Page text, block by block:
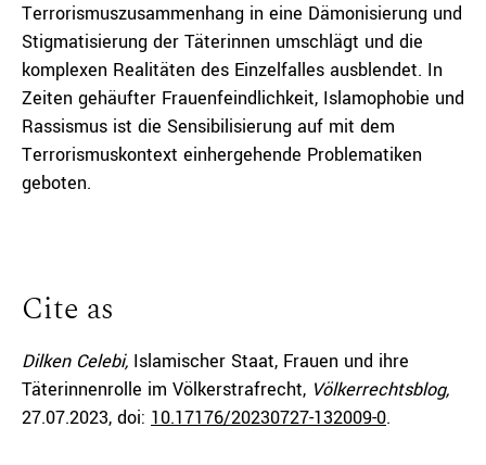
Terrorismuszusammenhang in eine Dämonisierung und
Stigmatisierung der Täterinnen umschlägt und die
komplexen Realitäten des Einzelfalles ausblendet. In
Zeiten gehäufter Frauenfeindlichkeit, Islamophobie und
Rassismus ist die Sensibilisierung auf mit dem
Terrorismuskontext einhergehende Problematiken
geboten.
Cite as
Dilken Celebi, Islamischer Staat, Frauen und ihre
Täterinnenrolle im Völkerstrafrecht, Völkerrechtsblog,
27.07.2023, doi: 10.17176/20230727-132009-0.